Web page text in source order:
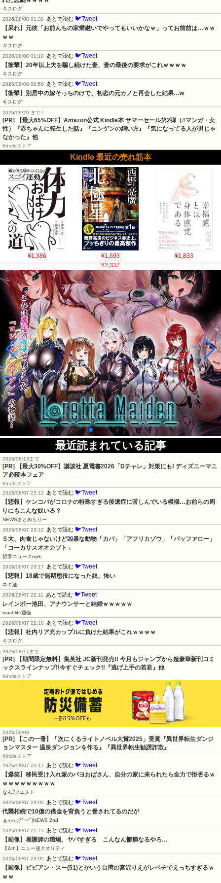
キスログ
2026/08/08 01:30
あとで読む 🐦Tweet
【呆れ】元彼「お前んちの家業継いでやってもいいかなｗ」ってお前前は…ｗｗ
ｗｗ
キスログ
2026/08/08 01:10
あとで読む 🐦Tweet
【衝撃】20年以上夫を騙し続けた妻、妻の最後の要求がこれｗｗｗｗ
キスログ
2026/08/08 00:50
あとで読む 🐦Tweet
【衝撃】別居中の嫁そっちのけで、初恋の元カノと再会した結果…w
キスログ
2026/08/20 まで！
[PR]
【最大65%OFF】Amazon公式 Kindle本 サマーセール第2弾（#マンガ・女
性）『赤ちゃんに転生した話』『ニンゲンの飼い方』『気になってる人が男じゃ
なかった』他
Kindleストア
Kindle 最近の売れ筋本
¥1,386 ¥1,693
¥1,833
¥2,337
最近読まれている記事
2026/08/13まで
[PR] 【最大30%OFF】講談社 夏電書2026「Dチャレ」対策にも! ディズニーマニ
ア必読本フェア
Kindleストア
2026/08/07 23:12
あとで読む 🐦Tweet
【悲報】ケンコバがコロナの特殊すぎる後遺症に苦しんでいる模様…お前らの周
りにもこんな奴いる？
NEWSまとめもりー
2026/08/07 23:12
あとで読む 🐦Tweet
５大、肉食じゃないけど凶暴な動物「カバ」「アフリカゾウ」「バッファロー」
「コーカサスオオカブト」
哲学ニュースnwk
2026/08/07 23:17
あとで読む 🐦Tweet
【悲報】18歳で無期懲役になった奴、怖い
ネギ速
2026/08/07 22:11
あとで読む 🐦Tweet
レインボー池田、アナウンサーと結婚ｗｗｗｗｗ
mashlife通信
2026/08/07 22:10
あとで読む 🐦Tweet
【悲報】社内リア充カップルに負けた結果がこれｗｗｗｗ
キスログ
2026/08/17まで
[PR] 【期間限定無料】集英社 JC新刊発売!! 今月もジャンプから超豪華新刊コミ
ックスラインナップ!!今すぐチェック!!『逃げ上手の若君』他
Kindleストア
2026/08/08
[PR] 【この一冊】「次にくるライトノベル大賞2025」受賞『異世界転生ダンジ
ョンマスター 温泉ダンジョンを作る』『異世界転生勧誘詐欺』
Kindleストア
2026/08/07 23:17
あとで読む 🐦Tweet
【爆笑】移民受け入れ派のパヨおばさん、自分の家に来られたら全力で拒否るｗ
ｗｗｗｗｗｗｗｗｗ
なんJクエスト
2026/08/07 23:00
あとで読む 🐦Tweet
代襲相続で10億の借金を背負うと脅されてるのだが
ぁゃιぃ(*ﾟーﾟ)NEWS 2nd
2026/08/07 21:15
あとで読む 🐦Tweet
【画像】看護師の職場、ヤバすぎる　こんなん鬱病なるやろ…
【2ch】ニュー速クオリティ
2026/08/07 23:00
あとで読む 🐦Tweet
【画像】ビビアン・スー(51)とかいう台湾の宮沢りえがレベチでえっちすぎるｗ
ｗｗ